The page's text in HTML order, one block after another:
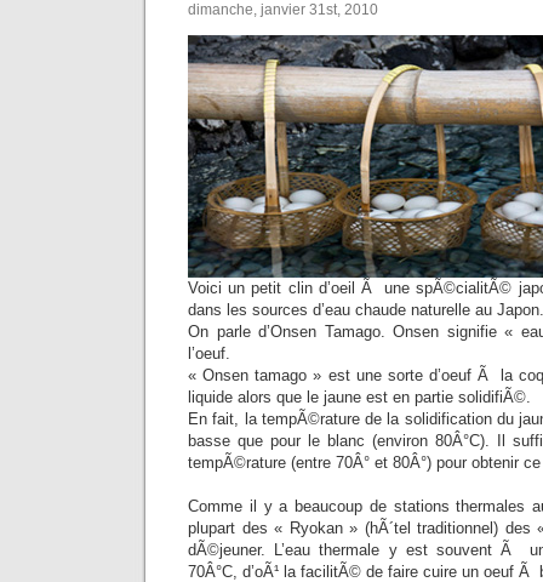
dimanche, janvier 31st, 2010
Voici un petit clin d’oeil Ã une spÃ©cialitÃ©
dans les sources d’eau chaude naturelle au Japon.
On parle d’Onsen Tamago. Onsen signifie «
l’oeuf.
« Onsen tamago » est une sorte d’oeuf Ã la
liquide alors que le jaune est en partie solidifiÃ©.
En fait, la tempÃ©rature de la solidification du
basse que pour le blanc (environ 80Â°C). Il
tempÃ©rature (entre 70Â° et 80Â°) pour obtenir
Comme il y a beaucoup de stations thermales
plupart des « Ryokan » (hÃ´tel traditionnel) des
dÃ©jeuner. L’eau thermale y est souvent Ã
70Â°C, d’oÃ¹ la facilitÃ© de faire cuire un oeuf